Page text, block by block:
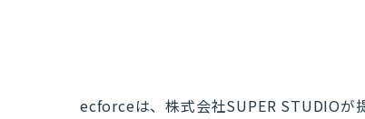
ecforceは、株式会社SUPER STUDIOが